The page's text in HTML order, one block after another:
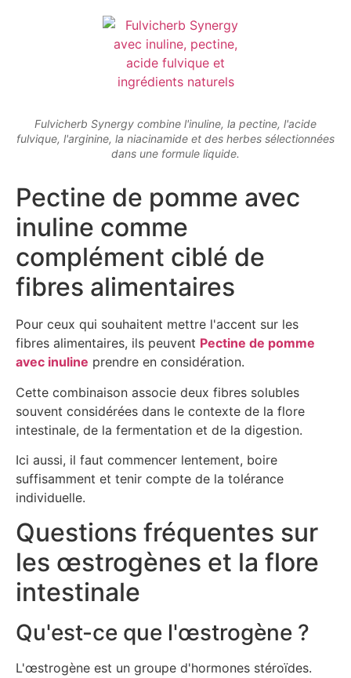
Fulvicherb Synergy combine l'inuline, la pectine, l'acide
fulvique, l'arginine, la niacinamide et des herbes sélectionnées
dans une formule liquide.
Pectine de pomme avec
inuline comme
complément ciblé de
fibres alimentaires
Pour ceux qui souhaitent mettre l'accent sur les
fibres alimentaires, ils peuvent Pectine de pomme
avec inuline prendre en considération.
Cette combinaison associe deux fibres solubles
souvent considérées dans le contexte de la flore
intestinale, de la fermentation et de la digestion.
Ici aussi, il faut commencer lentement, boire
suffisamment et tenir compte de la tolérance
individuelle.
Questions fréquentes sur
les œstrogènes et la flore
intestinale
Qu'est-ce que l'œstrogène ?
L'œstrogène est un groupe d'hormones stéroïdes.